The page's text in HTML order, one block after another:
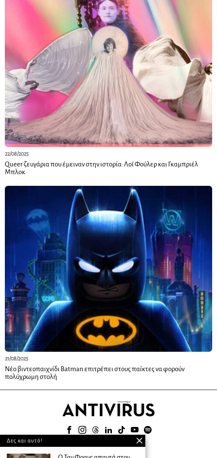
22/08/2025
Queer ζευγάρια που έμειναν στην ιστορία: Λοΐ Φούλερ και Γκαμπριέλ
Μπλοκ
21/08/2025
Νέο βιντεοπαιχνίδι Batman επιτρέπει στους παίκτες να φορούν
πολύχρωμη στολή
© 2025
Δες και αυτό!